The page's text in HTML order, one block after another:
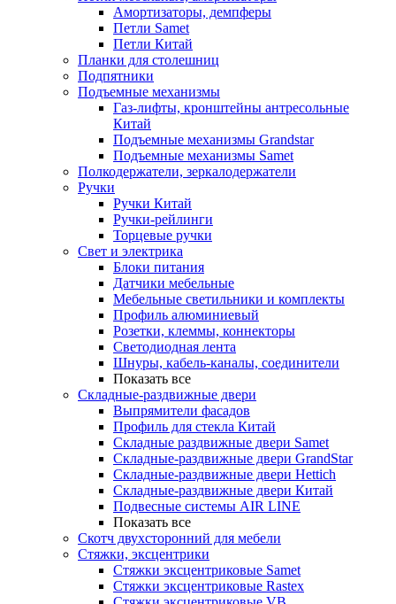
Амортизаторы, демпферы
Петли Samet
Петли Китай
Планки для столешниц
Подпятники
Подъемные механизмы
Газ-лифты, кронштейны антресольные
Китай
Подъемные механизмы Grandstar
Подъемные механизмы Samet
Полкодержатели, зеркалодержатели
Ручки
Ручки Китай
Ручки-рейлинги
Торцевые ручки
Свет и электрика
Блоки питания
Датчики мебельные
Мебельные светильники и комплекты
Профиль алюминиевый
Розетки, клеммы, коннекторы
Светодиодная лента
Шнуры, кабель-каналы, соединители
Показать все
Складные-раздвижные двери
Выпрямители фасадов
Профиль для стекла Китай
Складные раздвижные двери Samet
Складные-раздвижные двери GrandStar
Складные-раздвижные двери Hettich
Складные-раздвижные двери Китай
Подвесные системы AIR LINE
Показать все
Скотч двухсторонний для мебели
Стяжки, эксцентрики
Cтяжки эксцентриковые Samet
Стяжки эксцентриковые Rastex